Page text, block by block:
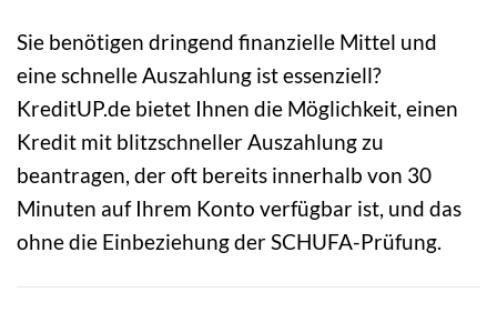
Sie benötigen dringend finanzielle Mittel und
eine schnelle Auszahlung ist essenziell?
KreditUP.de bietet Ihnen die Möglichkeit, einen
Kredit mit blitzschneller Auszahlung zu
beantragen, der oft bereits innerhalb von 30
Minuten auf Ihrem Konto verfügbar ist, und das
ohne die Einbeziehung der SCHUFA-Prüfung.